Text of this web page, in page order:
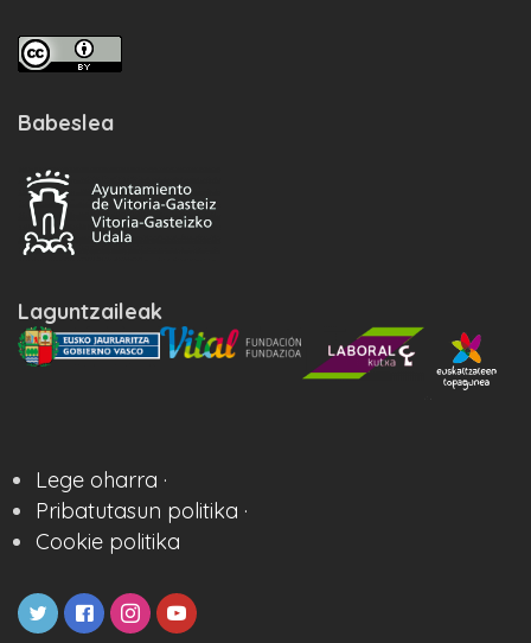
Babeslea
Laguntzaileak
Lege oharra ·
Pribatutasun politika ·
Cookie politika